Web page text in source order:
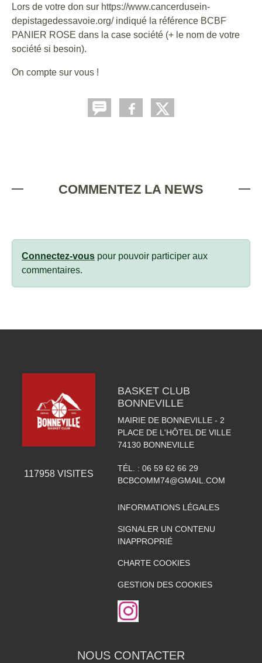
Lors de votre don sur https://www.cancerdusein-
depistagedessavoie.org/ indiqué la référence BCBF
PANIER ROSE dans la case société (+ le nom de votre
société si besoin).
On compte sur vous !
COMMENTEZ LA NEWS
Connectez-vous pour pouvoir participer aux
commentaires.
117958VISITES
BASKET CLUB
BONNEVILLE
MAIRIE DE BONNEVILLE - 2
PLACE DE L'HÔTEL DE VILLE
74130 BONNEVILLE
TÉL. : 06 59 62 66 29
BCBCOMM74@GMAIL.COM
INFORMATIONS LÉGALES
SIGNALER UN CONTENU
INAPPROPRIÉ
CHARTE COOKIES
GESTION DES COOKIES
NOUS CONTACTER